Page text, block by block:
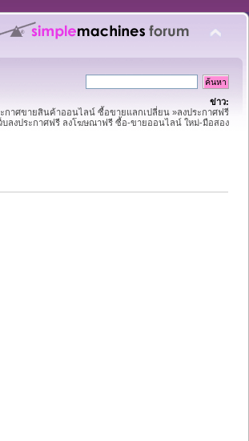
ข่าว:
กาศขายสินค้าออนไลน์ ซื้อขายแลกเปลี่ยน »ลงประกาศฟรี
ว็บลงประกาศฟรี ลงโฆษณาฟรี ซื้อ-ขายออนไลน์ ใหม่-มือสอง